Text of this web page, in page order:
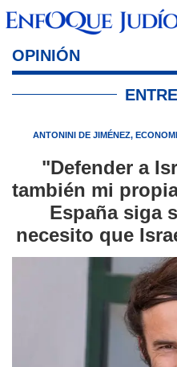
OPINIÓN
ANTONINI DE JIMÉNEZ,
"Defender a
también mi
España siga
necesito que